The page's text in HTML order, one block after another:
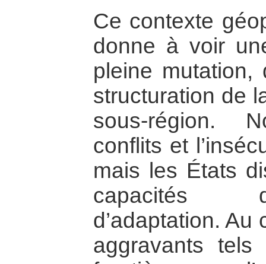
Ce contexte
donne à voir
pleine
structuration de
sous-région.
conflits et
mais les États
capacités
d’adaptation. Au
aggravants